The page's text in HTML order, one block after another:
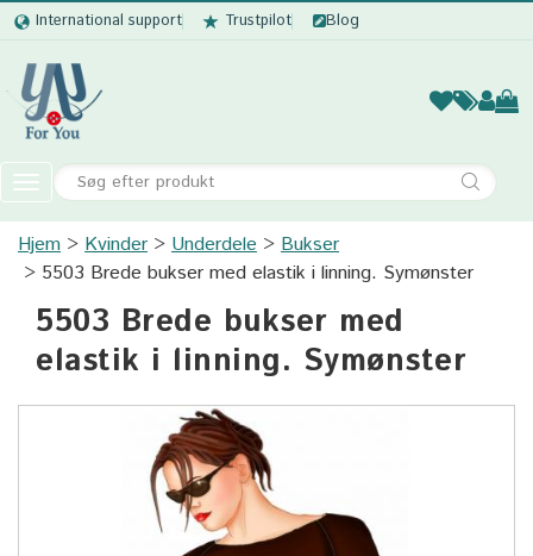
International support Trustpilot Blog
Kvinder
Toggle
navigation
Kvinder
Hjem Kvinder Underdele
Bukser
5503 Brede bukser med elastik i linning. Symønster
5503 Brede bukser med
elastik i linning. Symønster